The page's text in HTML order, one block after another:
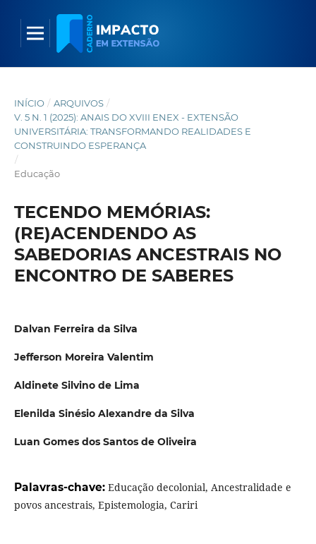
INÍCIO / ARQUIVOS /
V. 5 N. 1 (2025): ANAIS DO XVIII ENEX - EXTENSÃO
UNIVERSITÁRIA: TRANSFORMANDO REALIDADES E
CONSTRUINDO ESPERANÇA
/
Educação
TECENDO MEMÓRIAS:
(RE)ACENDENDO AS
SABEDORIAS ANCESTRAIS NO
ENCONTRO DE SABERES
Dalvan Ferreira da Silva
Jefferson Moreira Valentim
Aldinete Silvino de Lima
Elenilda Sinésio Alexandre da Silva
Luan Gomes dos Santos de Oliveira
Palavras-chave: Educação decolonial, Ancestralidade e
povos ancestrais, Epistemologia, Cariri